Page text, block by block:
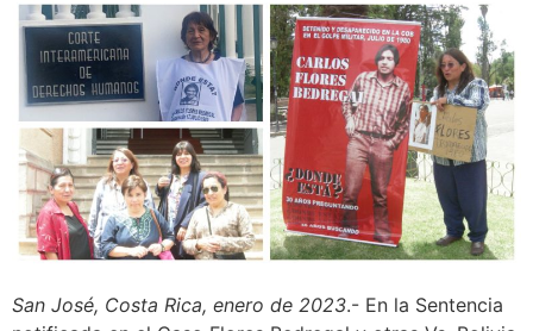
San José, Costa Rica, enero de 2023.- En la Sentencia